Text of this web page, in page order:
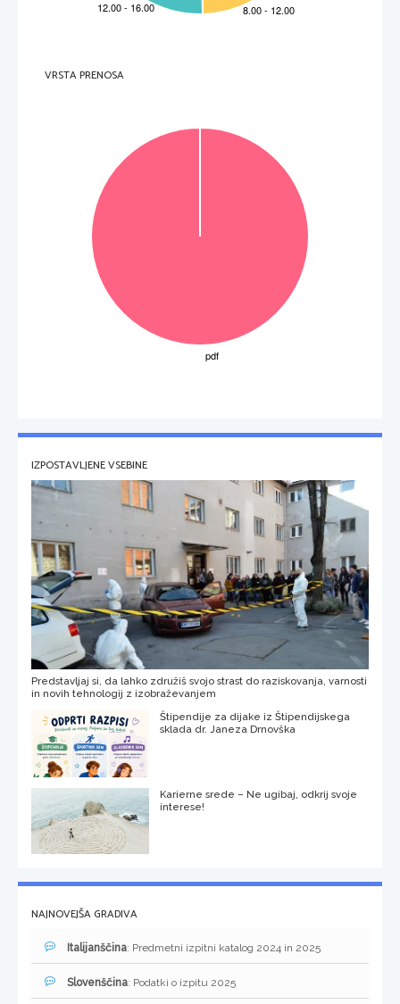
3.     A che ora comincia lo spettacolo?
7.     Gli studenti riceveranno l'attestato di frequenza.
VRSTA PRENOSA
IZPOSTAVLJENE VSEBINE
Predstavljaj si, da lahko združiš svojo strast do raziskovanja, varnosti
in novih tehnologij z izobraževanjem
Štipendije za dijake iz Štipendijskega
sklada dr. Janeza Drnovška
Karierne srede – Ne ugibaj, odkrij svoje
interese!
NAJNOVEJŠA GRADIVA
Italijanščina: Predmetni izpitni katalog 2024 in 2025
Slovenščina: Podatki o izpitu 2025